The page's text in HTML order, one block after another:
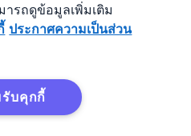
หารงานขายบนเว็บ
รถดูข้อมูลเพิ่มเติม
ประกาศความเป็นส่วน
บคุกกี้